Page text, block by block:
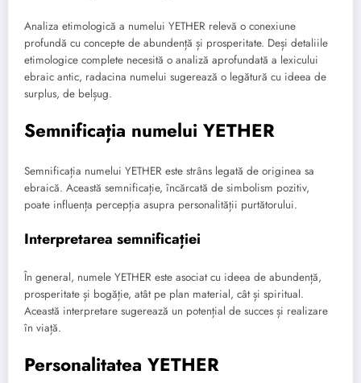
Analiza etimologică a numelui YETHER relevă o conexiune
profundă cu concepte de abundență și prosperitate. Deși detaliile
etimologice complete necesită o analiză aprofundată a lexicului
ebraic antic, radacina numelui sugerează o legătură cu ideea de
surplus, de belșug.
Semnificația numelui YETHER
Semnificația numelui YETHER este strâns legată de originea sa
ebraică. Această semnificație, încărcată de simbolism pozitiv,
poate influența percepția asupra personalității purtătorului.
Interpretarea semnificației
În general, numele YETHER este asociat cu ideea de abundență,
prosperitate și bogăție, atât pe plan material, cât și spiritual.
Această interpretare sugerează un potențial de succes și realizare
în viață.
Personalitatea YETHER